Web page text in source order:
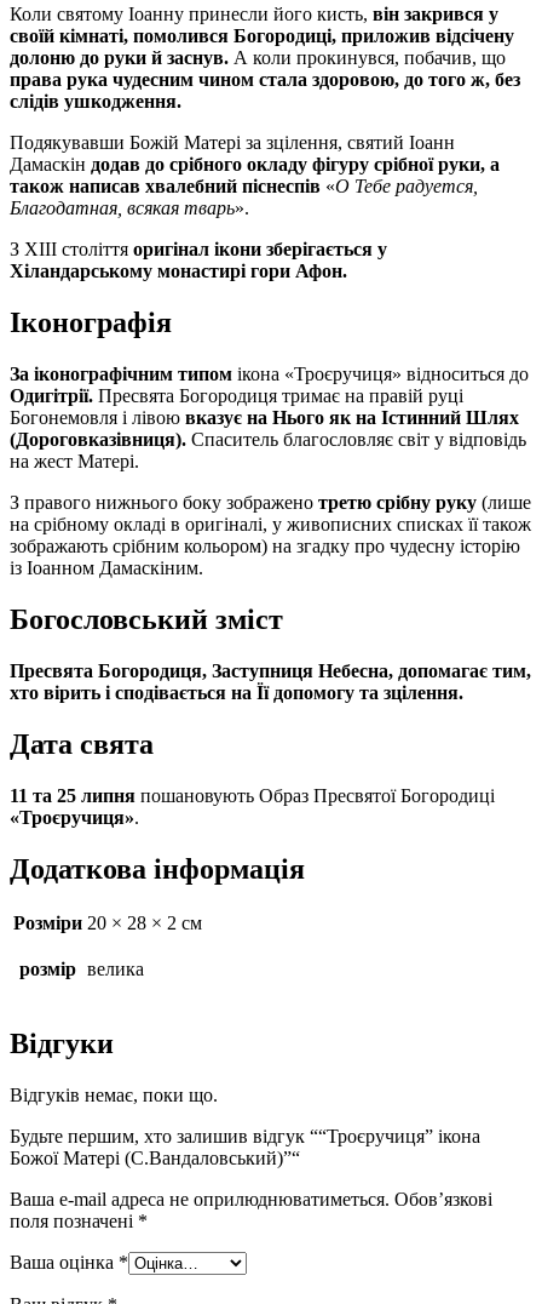
Коли святому Іоанну принесли його кисть, він закрився у
своїй кімнаті, помолився Богородиці, приложив відсічену
долоню до руки й заснув. А коли прокинувся, побачив, що
права рука чудесним чином стала здоровою, до того ж, без
слідів ушкодження.
Подякувавши Божій Матері за зцілення, святий Іоанн
Дамаскін додав до срібного окладу фігуру срібної руки, а
також написав хвалебний піснеспів «О Тебе радуется,
Благодатная, всякая тварь».
З ХІІІ століття оригінал ікони зберігається у
Хіландарському монастирі гори Афон.
Іконографія
За іконографічним типом ікона «Троєручиця» відноситься до
Одигітрії. Пресвята Богородиця тримає на правій руці
Богонемовля і лівою вказує на Нього як на Істинний Шлях
(Дороговказівниця). Спаситель благословляє світ у відповідь
на жест Матері.
З правого нижнього боку зображено третю срібну руку (лише
на срібному окладі в оригіналі, у живописних списках її також
зображають срібним кольором) на згадку про чудесну історію
із Іоанном Дамаскіним.
Богословський зміст
Пресвята Богородиця, Заступниця Небесна, допомагає тим,
хто вірить і сподівається на Її допомогу та зцілення.
Дата свята
11 та 25 липня пошановують Образ Пресвятої Богородиці
«Троєручиця».
Додаткова інформація
Розміри 20 × 28 × 2 см
розмір велика
Відгуки
Відгуків немає, поки що.
Будьте першим, хто залишив відгук ““Троєручиця” ікона
Божої Матері (С.Вандаловський)”“
Ваша e-mail адреса не оприлюднюватиметься. Обов’язкові
поля позначені *
Ваша оцінка *